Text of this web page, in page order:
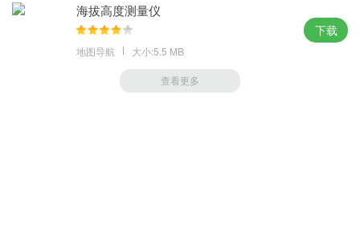
海拔高度测量仪
地图导航 大小:5.5 MB
下载
查看更多